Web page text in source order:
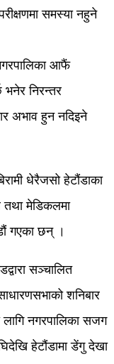
समस्या नहुने
आफैं
भनेर निरन्तर
अभाव हुन नदिइने
धेरैजसो हेटौंडाका
मेडिकलमा
गएका छन् ।
सञ्चालित
शनिबार
लागि नगरपालिका सजग
हेटौंडामा डेंगु देखा